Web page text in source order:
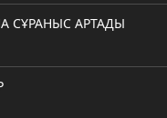
СҰРАНЫС АРТАДЫ